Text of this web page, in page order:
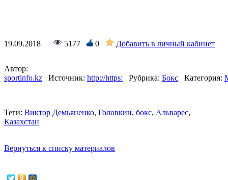
19.09.2018 5177 0 Добавить в личный кабинет
Автор:
sportinfo.kz
Источник: http://https: Рубрика: Бокс Категория:
Теги: Виктор Демьяненко, Головкин, бокс, Альварес,
Казахстан
Вернуться к списку материалов